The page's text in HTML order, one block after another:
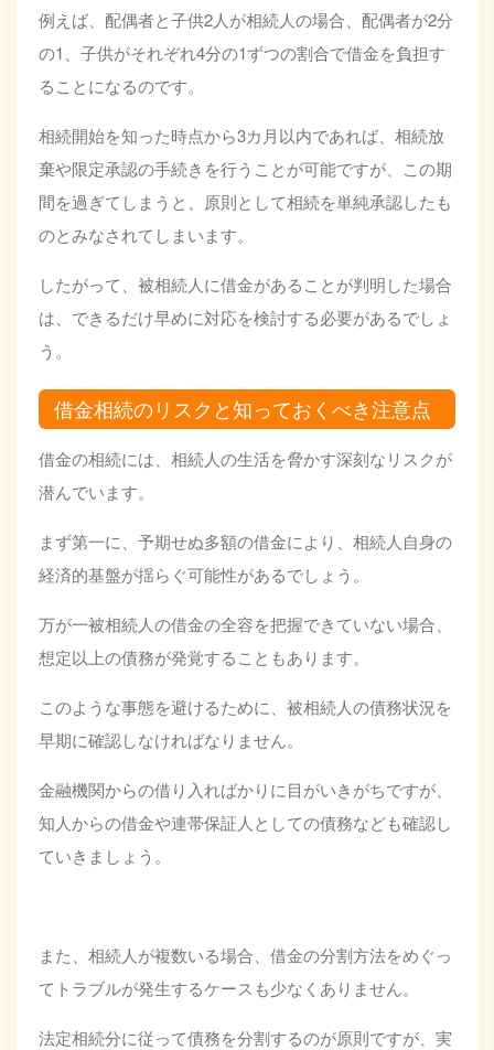
例えば、配偶者と子供2人が相続人の場合、配偶者が2分
の1、子供がそれぞれ4分の1ずつの割合で借金を負担す
ることになるのです。
相続開始を知った時点から3カ月以内であれば、相続放
棄や限定承認の手続きを行うことが可能ですが、この期
間を過ぎてしまうと、原則として相続を単純承認したも
のとみなされてしまいます。
したがって、被相続人に借金があることが判明した場合
は、できるだけ早めに対応を検討する必要があるでしょ
う。
借金相続のリスクと知っておくべき注意点
借金の相続には、相続人の生活を脅かす深刻なリスクが
潜んでいます。
まず第一に、予期せぬ多額の借金により、相続人自身の
経済的基盤が揺らぐ可能性があるでしょう。
万が一被相続人の借金の全容を把握できていない場合、
想定以上の債務が発覚することもあります。
このような事態を避けるために、被相続人の債務状況を
早期に確認しなければなりません。
金融機関からの借り入ればかりに目がいきがちですが、
知人からの借金や連帯保証人としての債務なども確認し
ていきましょう。
また、相続人が複数いる場合、借金の分割方法をめぐっ
てトラブルが発生するケースも少なくありません。
法定相続分に従って債務を分割するのが原則ですが、実